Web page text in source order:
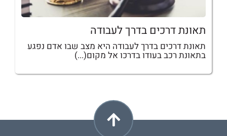
תאונת דרכים בדרך לעבודה
תאונת דרכים בדרך לעבודה היא מצב שבו אדם נפגע
בתאונת רכב בעודו בדרכו אל מקום(...)